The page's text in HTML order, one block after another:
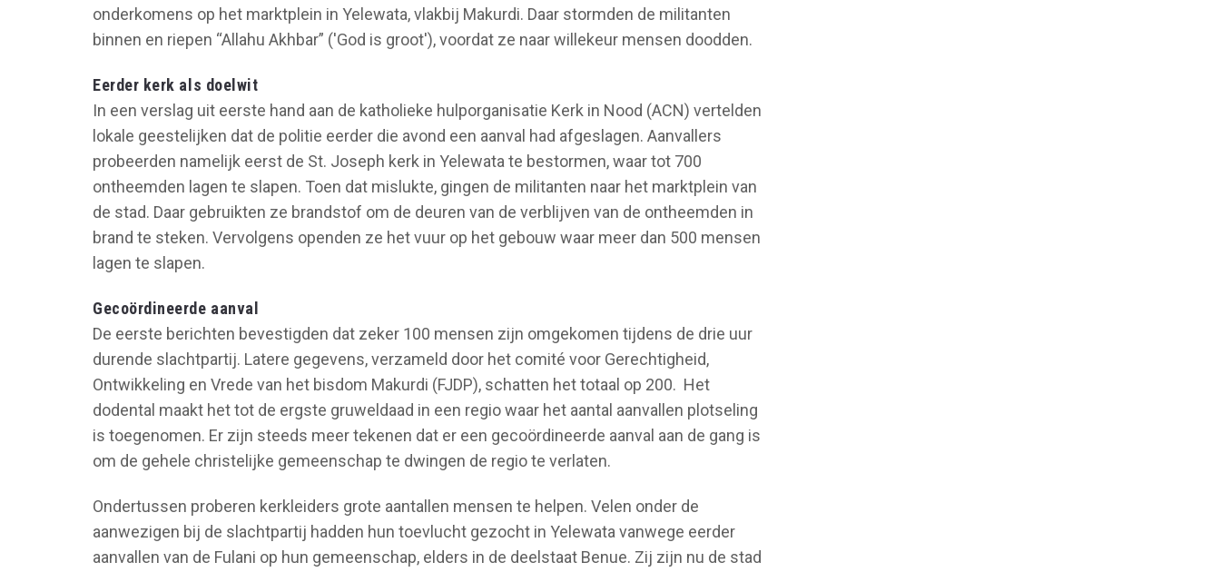
onderkomens op het marktplein in Yelewata, vlakbij Makurdi. Daar stormden de militanten
binnen en riepen “Allahu Akhbar” ('God is groot'), voordat ze naar willekeur mensen doodden.
Eerder kerk als doelwit
In een verslag uit eerste hand aan de katholieke hulporganisatie Kerk in Nood (ACN) vertelden
lokale geestelijken dat de politie eerder die avond een aanval had afgeslagen. Aanvallers
probeerden namelijk eerst de St. Joseph kerk in Yelewata te bestormen, waar tot 700
ontheemden lagen te slapen. Toen dat mislukte, gingen de militanten naar het marktplein van
de stad. Daar gebruikten ze brandstof om de deuren van de verblijven van de ontheemden in
brand te steken. Vervolgens openden ze het vuur op het gebouw waar meer dan 500 mensen
lagen te slapen.
Gecoördineerde aanval
De eerste berichten bevestigden dat zeker 100 mensen zijn omgekomen tijdens de drie uur
durende slachtpartij. Latere gegevens, verzameld door het comité voor Gerechtigheid,
Ontwikkeling en Vrede van het bisdom Makurdi (FJDP), schatten het totaal op 200. Het
dodental maakt het tot de ergste gruweldaad in een regio waar het aantal aanvallen plotseling
is toegenomen. Er zijn steeds meer tekenen dat er een gecoördineerde aanval aan de gang is
om de gehele christelijke gemeenschap te dwingen de regio te verlaten.
Ondertussen proberen kerkleiders grote aantallen mensen te helpen. Velen onder de
aanwezigen bij de slachtpartij hadden hun toevlucht gezocht in Yelewata vanwege eerder
aanvallen van de Fulani op hun gemeenschap, elders in de deelstaat Benue. Zij zijn nu de stad